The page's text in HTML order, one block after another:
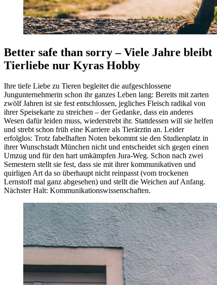
Better safe than sorry – Viele Jahre bleibt
Tierliebe nur Kyras Hobby
Ihre tiefe Liebe zu Tieren begleitet die aufgeschlossene
Jungunternehmerin schon ihr ganzes Leben lang: Bereits mit zarten
zwölf Jahren ist sie fest entschlossen, jegliches Fleisch radikal von
ihrer Speisekarte zu streichen – der Gedanke, dass ein anderes
Wesen dafür leiden muss, wiederstrebt ihr. Stattdessen will sie helfen
und strebt schon früh eine Karriere als Tierärztin an. Leider
erfolglos: Trotz fabelhaften Noten bekommt sie den Studienplatz in
ihrer Wunschstadt München nicht und entscheidet sich gegen einen
Umzug und für den hart umkämpfen Jura-Weg. Schon nach zwei
Semestern stellt sie fest, dass sie mit ihrer kommunikativen und
quirligen Art da so überhaupt nicht reinpasst (vom trockenen
Lernstoff mal ganz abgesehen) und stellt die Weichen auf Anfang.
Nächster Halt: Kommunikationswissenschaften.